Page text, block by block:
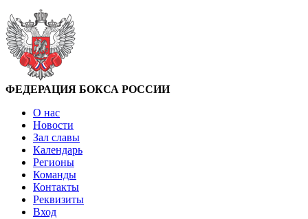
ФЕДЕРАЦИЯ БОКСА РОССИИ
О нас
Новости
Зал славы
Календарь
Регионы
Команды
Контакты
Реквизиты
Вход